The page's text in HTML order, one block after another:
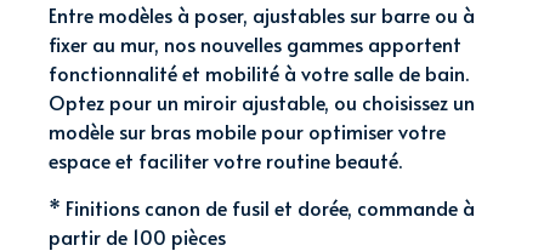
Entre modèles à poser, ajustables sur barre ou à
fixer au mur, nos nouvelles gammes apportent
fonctionnalité et mobilité à votre salle de bain.
Optez pour un miroir ajustable, ou choisissez un
modèle sur bras mobile pour optimiser votre
espace et faciliter votre routine beauté.
* Finitions canon de fusil et dorée, commande à
partir de 100 pièces